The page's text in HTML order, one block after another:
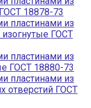
18878-73
пластинами из
ГОСТ
пластинами из
ГОСТ 18880-73
пластинами из
отверстий ГОСТ